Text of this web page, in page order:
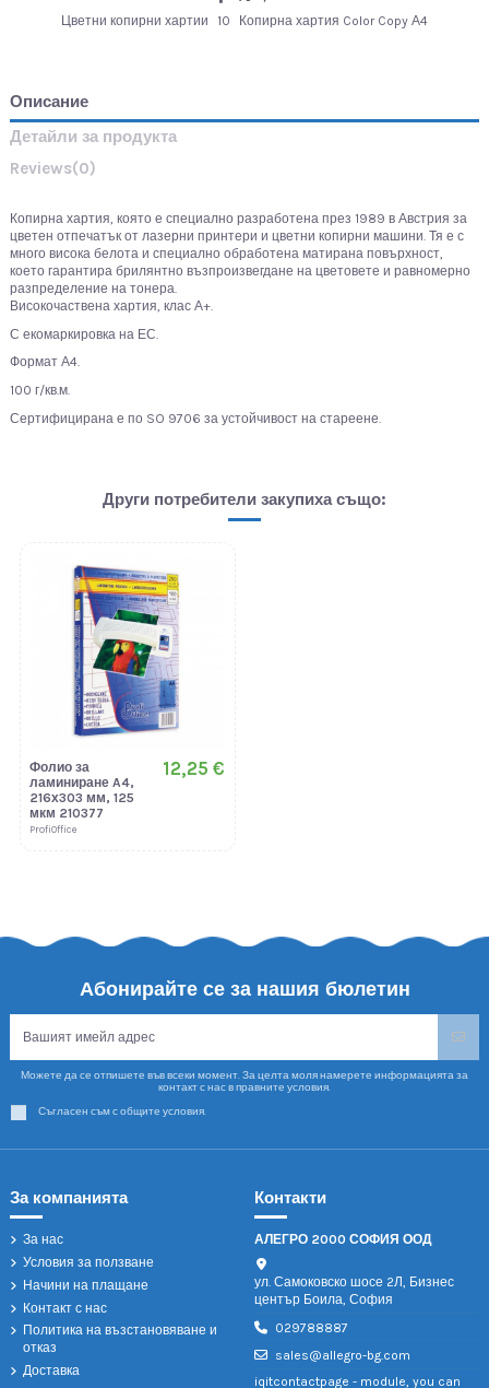
Цветни копирни хартии 10 Копирна хартия Color Copy А4
Описание
Детайли за продукта
Reviews(0)
Копирна хартия, която е специално разработена през 1989 в Австрия за
цветен отпечатък от лазерни принтери и цветни копирни машини. Тя е с
много висока белота и специално обработена матирана повърхност,
което гарантира брилянтно възпроизвегдане на цветовете и равномерно
разпределение на тонера.
Високочаствена хартия, клас А+.
С екомаркировка на ЕС.
Формат А4.
100 г/кв.м.
Сертифицирана е по SO 9706 за устойчивост на стареене.
Други потребители закупиха също:
Фолио за
ламиниране A4,
216х303 мм, 125
мкм 210377
ProfiOffice
12,25 €
Абонирайте се за нашия бюлетин
Можете да се отпишете във всеки момент. За целта моля намерете информацията за
контакт с нас в правните условия.
Съгласен съм с общите условия.
За компанията
За нас
Условия за ползване
Начини на плащане
Контакт с нас
Политика на възстановяване и
отказ
Доставка
Контакти
АЛЕГРО 2000 СОФИЯ ООД
ул. Самоковско шосе 2Л, Бизнес
център Боила, София
029788887
sales@allegro-bg.com
iqitcontactpage - module, you can